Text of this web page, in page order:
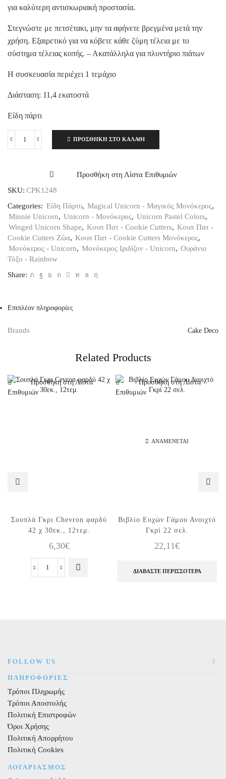
για καλύτερη αντισκωριακή προστασία.
Στεγνώστε με πετσέτακι, μην τα αφήνετε βρεγμένα μετά την
χρήση. Εξαιρετικό για να κόβετε κάθε ζύμη τέλεια με το
σύστημα τέλειας κοπής. – Ακατάλληλα για πλυντήριο πιάτων
Η συσκευασία περιέχει 1 τεμάχιο
Διάσταση: 11,4 εκατοστά
Είδη πάρτι
Cookie
Μονόκερος
11,4εκ.
ποσότητα
ΠΡΟΣΘΉΚΗ ΣΤΟ ΚΑΛΆΘΙ
Προσθήκη στη Λίστα Επιθυμιών
SKU: CPK1248
Categories: Είδη Πάρτυ, Magical Unicorn - Μαγικός Μονόκερος,
Minnie Unicorn, Unicorn - Μονόκερος, Unicorn Pastel Colors,
Winged Unicorn Shape, Κουπ Πατ - Cookie Cutters, Κουπ Πατ -
Cookie Cutters Ζώα, Κουπ Πατ - Cookie Cutters Μονόκερος,
Μονόκερος - Unicorn, Μονόκερος Ιριδίζον - Unicorn, Ουράνιο
Τόξο - Rainbow
Share:
Επιπλέον πληροφορίες
Brands Cake Deco
Related Products
Προσθήκη στη Λίστα
Επιθυμιών
Σουπλά Γκρι Chevron φαρδύ
42 χ 30εκ., 12τεμ.
6,30€
Σουπλά
Προσθήκη στη Λίστα
Επιθυμιών
ΑΝΑΜΈΝΕΤΑΙ
Βιβλίο Ευχών Γάμου Ανοιχτό
Γκρί 22 σελ.
22,11€
ΔΙΑΒΆΣΤΕ ΠΕΡΙΣΣΌΤΕΡΑ
FOLLOW US
ΠΛΗΡΟΦΟΡΙΕΣ
Τρόποι Πληρωμής
Τρόποι Αποστολής
Πολιτική Επιστροφών
Όροι Χρήσης
Πολιτική Απορρήτου
Πολιτική Cookies
ΛΟΓΑΡΙΑΣΜΟΣ